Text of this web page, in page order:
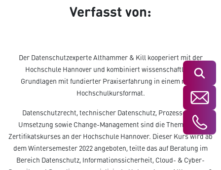
Suchen
Verfasst von:
Der Datenschutzexperte Althammer & Kill kooperiert mit der
Hochschule Hannover und kombiniert wissenschaftliche
Grundlagen mit fundierter Praxiserfahrung in einem neuen
Hochschulkursformat.
Datenschutzrecht, technischer Datenschutz, Prozesse und
Umsetzung sowie Change-Management sind die Themen des
Zertifikatskurses an der Hochschule Hannover. Dieser Kurs wird ab
dem Wintersemester 2022 angeboten, teilte das auf Beratung im
Bereich Datenschutz, Informationssicherheit, Cloud- & Cyber-